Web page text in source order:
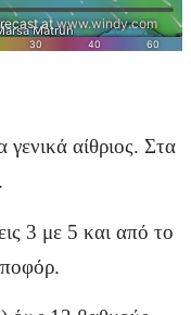
αίθριος. Στα
3 με 5 και από το